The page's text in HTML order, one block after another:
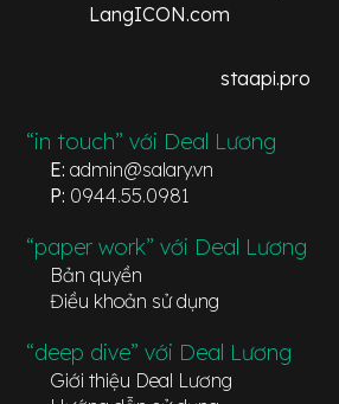
LangICON.com
staapi.pro
“in touch” với Deal Lương
E: admin@salary.vn
P: 0944.55.0981
“paper work” với Deal Lương
Bản quyền
Điều khoản sử dụng
“deep dive” với Deal Lương
Giới thiệu Deal Lương